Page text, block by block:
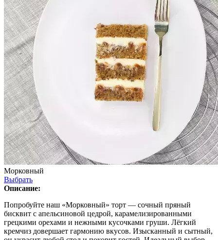
Морковный
Выбрать
Описание:
Попробуйте наш «Морковный» торт — сочный пряный
бисквит с апельсиновой цедрой, карамелизированными
грецкими орехами и нежными кусочками груши. Лёгкий
кремчиз довершает гармонию вкусов. Изысканный и сытный,